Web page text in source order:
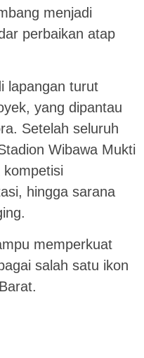
menjadi
perbaikan atap
lapangan turut
yang dipantau
Setelah seluruh
Wibawa Mukti
hingga sarana
memperkuat
salah satu ikon